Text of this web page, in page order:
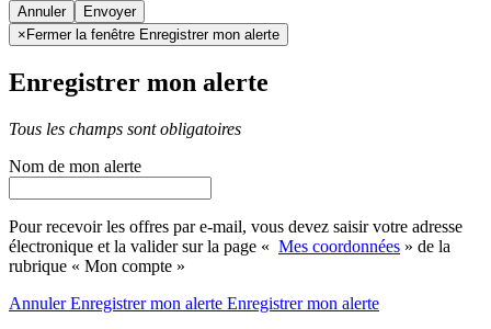
Annuler
× Fermer la fenêtre Enregistrer mon alerte
Enregistrer mon alerte
Tous les champs sont obligatoires
Nom de mon alerte
Pour recevoir les offres par e-mail, vous devez saisir votre adresse
électronique et la valider sur la page « Mes coordonnées » de la
rubrique « Mon compte »
AnnulerEnregistrer mon alerte Enregistrermon alerte